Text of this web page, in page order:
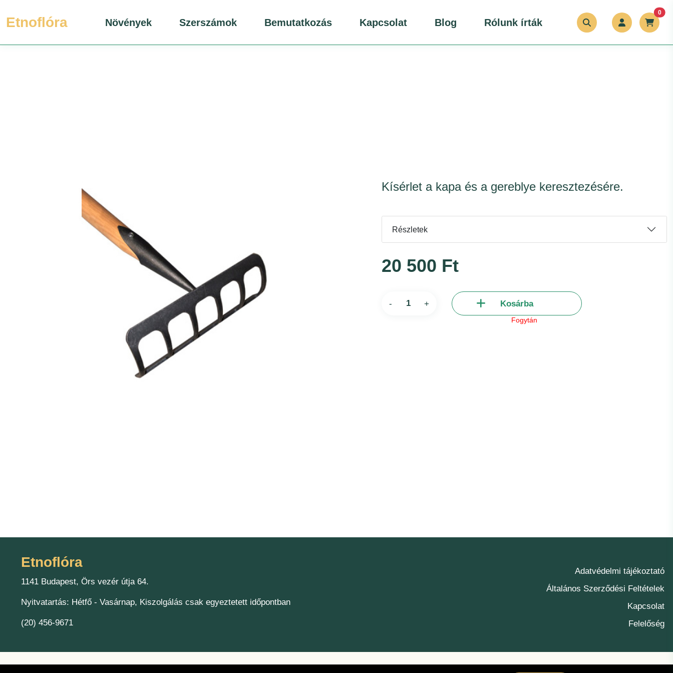
Etnoflóra Növények Szerszámok Bemutatkozás Kapcsolat Blog Rólunk írták
0
Kísérlet a kapa és a gereblye keresztezésére.
Részletek
20 500 Ft
- + Kosárba
Fogytán
Etnoflóra
1141 Budapest, Örs vezér útja 64.
Nyitvatartás: Hétfő - Vasárnap, Kiszolgálás csak egyeztetett időpontban
(20) 456-9671
Adatvédelmi tájékoztató
Általános Szerződési Feltételek
Kapcsolat
Felelőség